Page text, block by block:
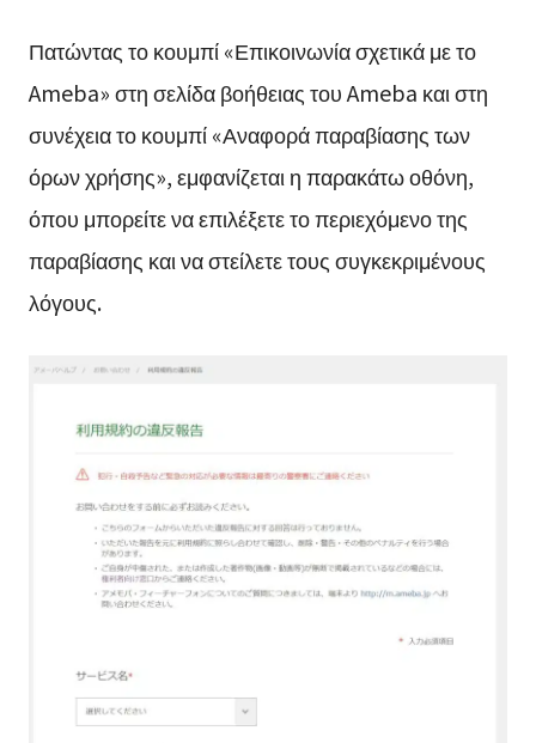
Πατώντας το κουμπί «Επικοινωνία σχετικά με το
Ameba» στη σελίδα βοήθειας του Ameba και στη
συνέχεια το κουμπί «Αναφορά παραβίασης των
όρων χρήσης», εμφανίζεται η παρακάτω οθόνη,
όπου μπορείτε να επιλέξετε το περιεχόμενο της
παραβίασης και να στείλετε τους συγκεκριμένους
λόγους.